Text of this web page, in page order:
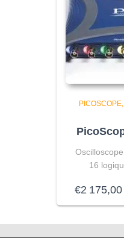
PICOSCOPE
16
€2 175,00